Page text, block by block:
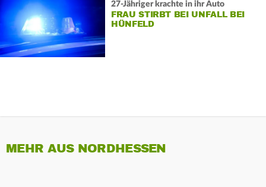
27-Jähriger krachte in ihr Auto
FRAU STIRBT BEI UNFALL BEI
HÜNFELD
MEHR AUS NORDHESSEN